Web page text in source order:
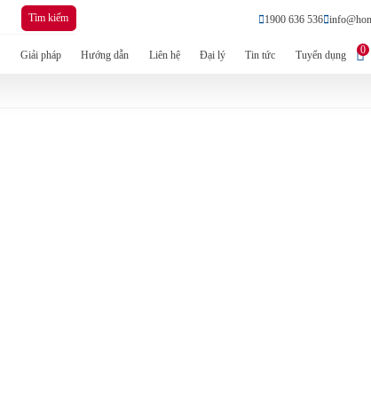
Tìm kiếm 1900 636 536
Giải pháp Hướng dẫn Liên hệ Đại lý Tin tức Tuyển dụng 0